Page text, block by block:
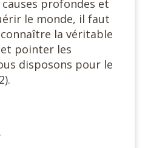
profondes et
le monde, il faut
la véritable
pointer les
disposons pour le
.